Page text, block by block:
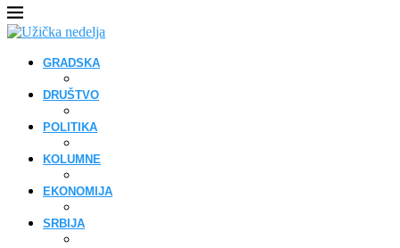
GRADSKA
DRUŠTVO
POLITIKA
KOLUMNE
EKONOMIJA
SRBIJA